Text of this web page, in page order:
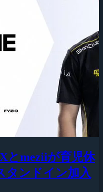
とmeziiが育児休
タンドイン加入